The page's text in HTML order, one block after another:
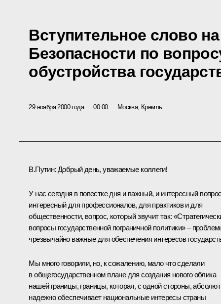
Вступительное слово
Безопасности по
обустройства
29 ноября 2000 года 00:00 Москва, Кремль
В.Путин: Добрый день, уважаемые коллеги!
У нас сегодня в повестке дня и важный, и интересный
интересный для профессионалов, для практиков и для
общественности, вопрос, который звучит так:
вопросы государственной пограничной политики» –
чрезвычайно важные для обеспечения интересов
Мы много говорили, но, к сожалению, мало что сделали
в общегосударственном плане для создания нового облика
нашей границы, границы, которая, с одной стороны,
надежно обеспечивает национальные интересы страны